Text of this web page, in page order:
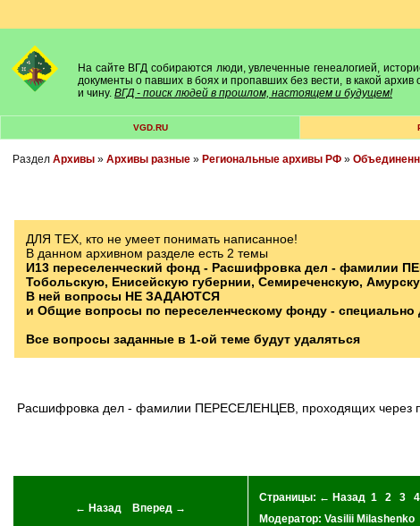
На сайте ВГД собираются люди, увлеченные генеалогией,
документы о павших в боях и пропавших без вести, в какой
и чину. ВГД - поиск людей в прошлом, настоящем и будущем!
VGD.RU
Раздел Архивы» Архивы разные» Региональные архивы РФ»
ДЛЯ ТЕХ, кто не умеет понимать написанное!
В данном архивном разделе есть 2 темы
И13 переселенческий фонд - Расшифровка дел - фамилии
Тобольскую, Енисейскую губернии, Семиреченскую,
В ней вопросы НЕ ЗАДАЮТСЯ
и Общие вопросы по переселенческому фонду - специально
Все вопросы заданные в 1-ой теме будут удаляться
Расшифровка дел - фамилии ПЕРЕСЕЛЕНЦЕВ, проходящих через переселенческие пункты Тобольской губернии, направляющиеся в Томскую, Тобольскую, Енисейскую губернии, Семиреченскую,
← Назад Вперед →
Страницы: ← Назад 1 2 3 4
Модератор: Vasilii Milashenko